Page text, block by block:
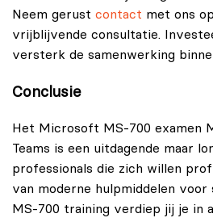
Neem gerust contact met ons
vrijblijvende consultatie.
versterk de samenwerking
Conclusie
Het Microsoft MS-700 examen
Teams is een uitdagende maar
professionals die zich willen
van moderne hulpmiddelen voor
MS-700 training verdiep jij je in